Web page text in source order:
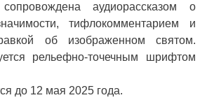
аудиорассказом о
тифлокомментарием и
об изображенном святом.
рельефно-точечным шрифтом
до 12 мая 2025 года.